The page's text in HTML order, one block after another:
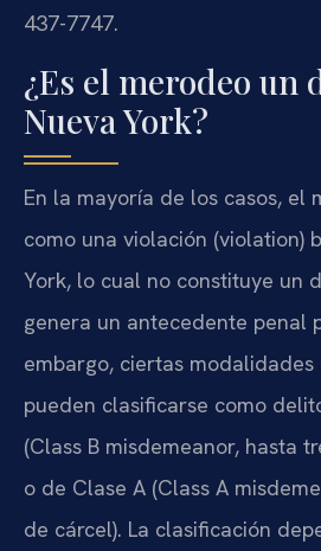
437-7747.
¿Es el merodeo un
Nueva York?
En la mayoría de los casos, el
como una violación (violation)
York, lo cual no constituye un
genera un antecedente penal
embargo, ciertas
pueden clasificarse como
(Class B misdemeanor, hasta
o de Clase A (Class A
de cárcel). La clasificación